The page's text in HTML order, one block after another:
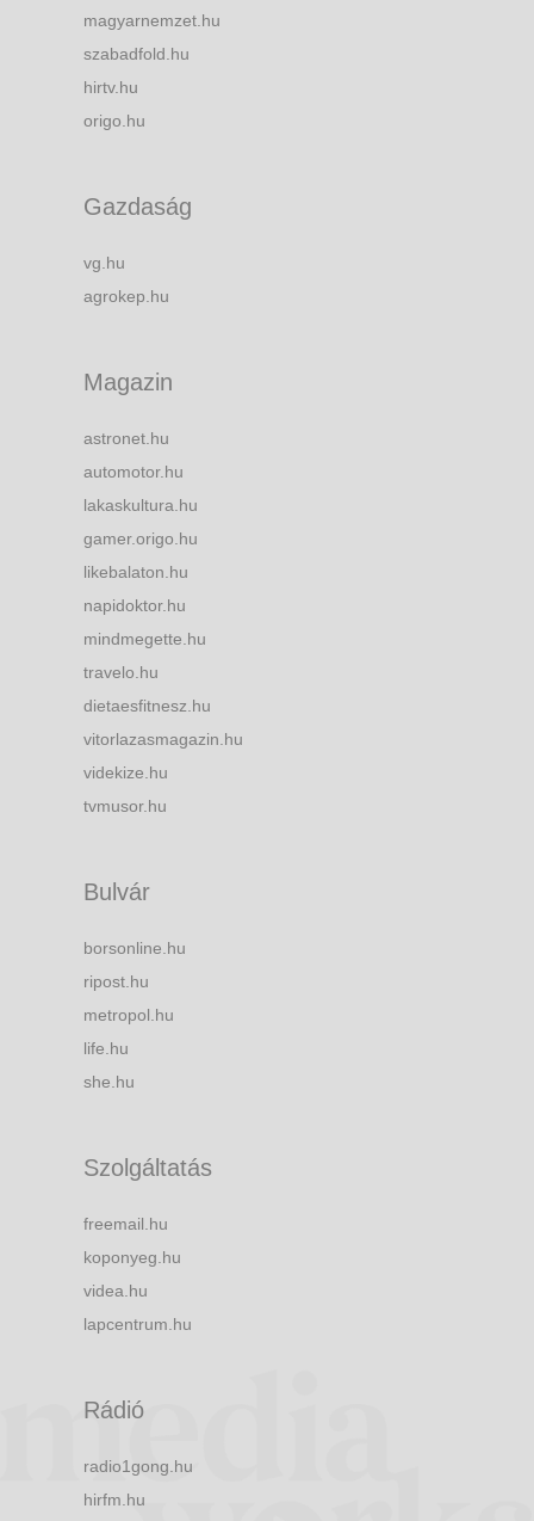
magyarnemzet.hu
szabadfold.hu
hirtv.hu
origo.hu
Gazdaság
vg.hu
agrokep.hu
Magazin
astronet.hu
automotor.hu
lakaskultura.hu
gamer.origo.hu
likebalaton.hu
napidoktor.hu
mindmegette.hu
travelo.hu
dietaesfitnesz.hu
vitorlazasmagazin.hu
videkize.hu
tvmusor.hu
Bulvár
borsonline.hu
ripost.hu
metropol.hu
life.hu
she.hu
Szolgáltatás
freemail.hu
koponyeg.hu
videa.hu
lapcentrum.hu
Rádió
radio1gong.hu
hirfm.hu